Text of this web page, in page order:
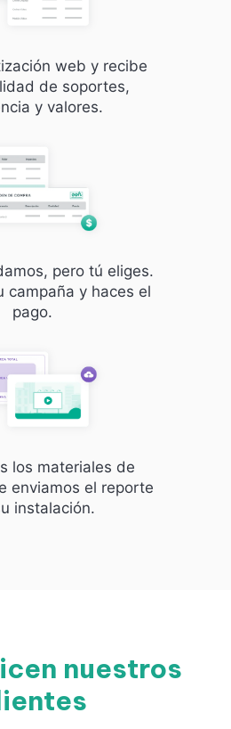
web y recibe
de soportes,
y valores.
pero tú eliges.
campaña y haces el
pago.
los materiales de
enviamos el reporte
instalación.
nuestros